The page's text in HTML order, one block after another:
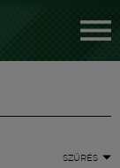
SZŰRÉS